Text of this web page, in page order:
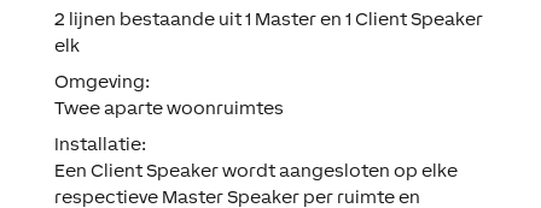
2 lijnen bestaande uit 1 Master en 1 Client Speaker
elk
Omgeving:
Twee aparte woonruimtes
Installatie:
Een Client Speaker wordt aangesloten op elke
respectieve Master Speaker per ruimte en